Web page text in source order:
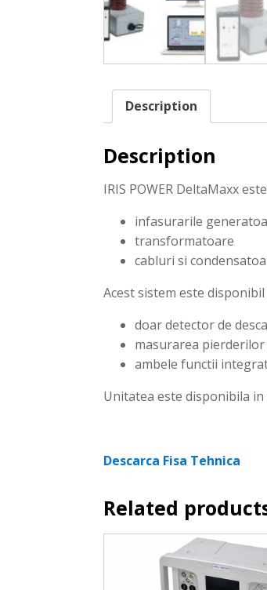
Description
Description
IRIS POWER DeltaMaxx
infasurarile
transformatoare
cabluri si
Acest sistem este
doar detector de
masurarea pierderilor
ambele functii
Unitatea este disponibila in
Descarca Fisa Tehnica
Related